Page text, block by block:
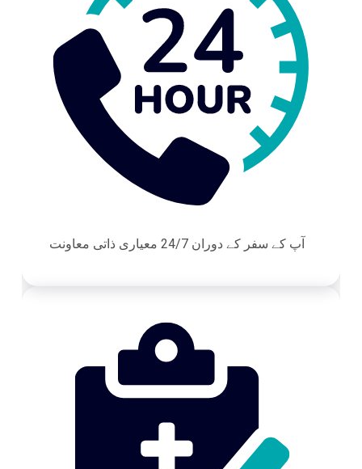
آپ کے سفر کے دوران 24/7 معیاری ذاتی معاونت